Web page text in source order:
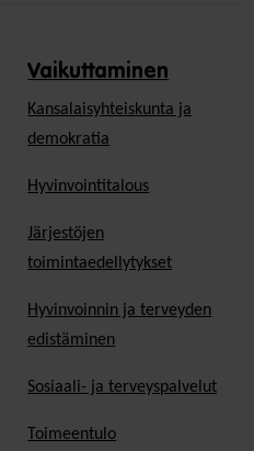
Vaikuttaminen
Kansalaisyhteiskunta ja
demokratia
Hyvinvointitalous
Järjestöjen
toimintaedellytykset
Hyvinvoinnin ja terveyden
edistäminen
Sosiaali- ja terveyspalvelut
Toimeentulo